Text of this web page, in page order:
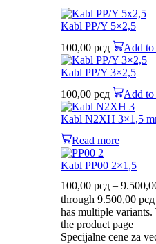
Kabl PP/Y 5×2,5
100,00 рсд Add to
Kabl PP/Y 3×2,5
100,00 рсд Add to
Kabl N2XH 3×1,5
Read more
Kabl PP00 2×1,5
100,00 рсд –
through 9.500,00 рсд
has multiple
the product page
Specijalne cene za